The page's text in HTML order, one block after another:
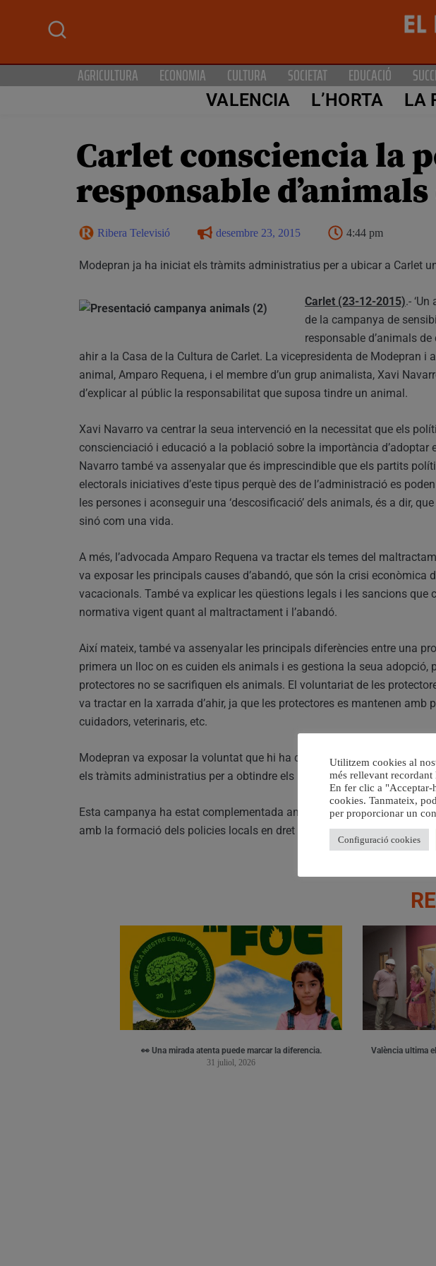
AGRICULTURA ECONOMIA CULTURA SOCIETAT EDUCACIÓ
VALENCIA L’HORTA LA
Carlet consciencia la
responsable
Ribera Televisió desembre 23, 2015 4:44 pm
Modepran ja ha iniciat els tràmits administratius per a ubicar a Carlet
Carlet (23-12-2015).-
de la campanya de
responsable d’animals
ahir a la Casa de la Cultura de Carlet. La vicepresidenta de Modepran i
animal, Amparo Requena, i el membre d’un grup animalista, Xavi
d’explicar al públic la responsabilitat que suposa tindre un animal.
Xavi Navarro va centrar la seua intervenció en la necessitat que els
conscienciació i educació a la població sobre la importància d’adoptar
Navarro també va assenyalar que és imprescindible que els partits
electorals iniciatives d’este tipus perquè des de l’administració es
les persones i aconseguir una ‘descosificació’ dels animals, és a dir,
sinó com una vida.
A més, l’advocada Amparo Requena va tractar els temes del
va exposar les principals causes d’abandó, que són la crisi econòmica
vacacionals. També va explicar les qüestions legals i les sancions que
normativa vigent quant al maltractament i l’abandó.
Així mateix, també va assenyalar les principals diferències entre una
primera un lloc on es cuiden els animals i es gestiona la seua adopció,
protectores no se sacrifiquen els animals. El voluntariat de les
va tractar en la xarrada d’ahir, ja que les protectores es mantenen amb
cuidadors, veterinaris, etc.
Modepran va exposar la voluntat que hi ha d’ubicar una protectora
els tràmits administratius per a obtindre els permisos corresponents.
Esta campanya ha estat complementada amb tallers de sensibilització
amb la formació dels policies locals en dret animal.
👀 Una mirada atenta puede marcar la diferencia.
31 juliol, 2026
València ultima
Utilitzem cookies al
més rellevant recordant
En fer clic a "Acceptar-
cookies. Tanmateix,
per proporcionar un
Configuració cookies